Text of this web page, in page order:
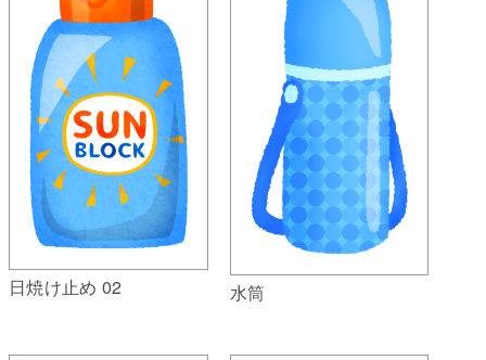
日焼け止め 02 水筒